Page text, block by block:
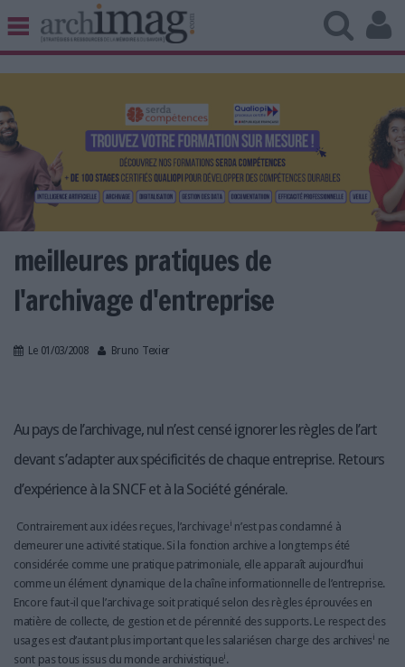
BIBLIOTHÈQUE ÉDITION
UNIVERS DATA
TRAVAIL COLLABORATIF
VIE NUMÉRIQUE
NUMÉRIQUE RESPONSABLE
LES BASES DE DONNÉES
L'ESPACE EMPLOI
L'AGENDA
LES SUPPLÉMENTS
NOS OFFRES D'ABONNEMENTS
meilleures pratiques de
l'archivage d'entreprise
Le 01/03/2008 Bruno Texier
Au pays de l’archivage, nul n’est censé ignorer les règles de l’art
devant s’adapter aux spécificités de chaque entreprise. Retours
d’expérience à la SNCF et à la Société générale.
Contrairement aux idées reçues, l’archivagei n’est pas condamné à
demeurer une activité statique. Si la fonction archive a longtemps été
considérée comme une pratique patrimoniale, elle apparaît aujourd’hui
comme un élément dynamique de la chaîne informationnelle de l’entreprise.
Encore faut-il que l’archivage soit pratiqué selon des règles éprouvées en
matière de collecte, de gestion et de pérennité des supports. Le respect des
usages est d’autant plus important que les salariésen charge des archivesi ne
sont pas tous issus du monde archivistiquei.